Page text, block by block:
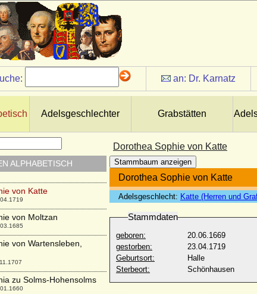
an: Dr. Karnatz
Adelsgeschlechter Grabstätten
Dorothea Sophie von Katte
Stammbaum anzeigen
Dorothea Sophie von Katte
Adelsgeschlecht: Katte (Herren und
Stammdaten
geboren:
20.06.1669
gestorben:
23.04.1719
Geburtsort:
Halle
Sterbeort:
Schönhausen
ALPHABETISCH
von Braunschweig-
von Flemming
von Hessen-Darmstadt
von Loeben
von Schleswig-Holstein-
von Borstell a.d.H.
von Katte
von Moltzan
von Wartensleben,
zu Solms-Hohensolms